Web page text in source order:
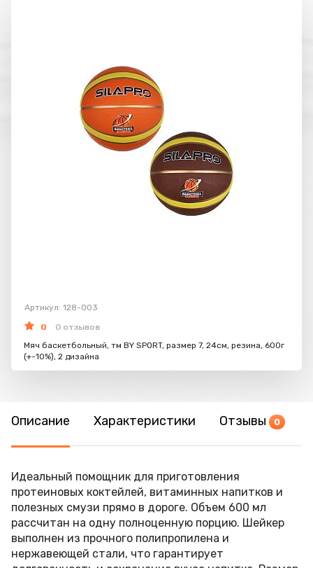
Артикул: 128-003
0
0 отзывов
Мяч баскетбольный, тм BY SPORT, размер 7, 24см, резина, 600г
(+-10%), 2 дизайна
Описание Характеристики Отзывы 0
Идеальный помощник для приготовления
протеиновых коктейлей, витаминных напитков и
полезных смузи прямо в дороге. Объем 600 мл
рассчитан на одну полноценную порцию. Шейкер
выполнен из прочного полипропилена и
нержавеющей стали, что гарантирует